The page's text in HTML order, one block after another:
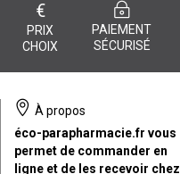
€
PRIX
CHOIX
PAIEMENT
SÉCURISÉ
À propos
éco-parapharmacie.fr vous
permet de commander en
ligne et de les recevoir chez